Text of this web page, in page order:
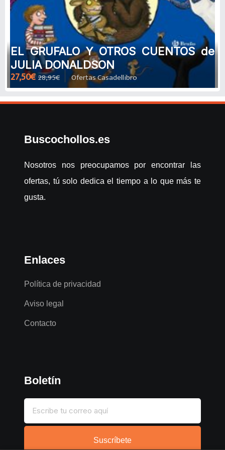
EL GRUFALO Y OTROS CUENTOS de
JULIA DONALDSON
27,50€ 28,95€ Ofertas Casadellibro
Buscochollos.es
Nosotros nos preocupamos por encontrar las
ofertas, tú solo dedica el tiempo a lo que más te
gusta.
Enlaces
Política de privacidad
Aviso legal
Contacto
Boletín
Suscríbete